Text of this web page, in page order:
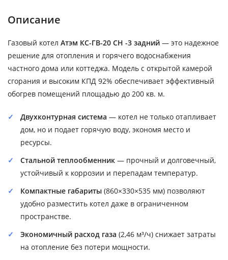
Описание
Газовый котел Атэм КС-ГВ-20 СН -3 задний — это надежное
решение для отопления и горячего водоснабжения
частного дома или коттеджа. Модель с открытой камерой
сгорания и высоким КПД 92% обеспечивает эффективный
обогрев помещений площадью до 200 кв. м.
Двухконтурная система — котел не только отапливает
дом, но и подает горячую воду, экономя место и
ресурсы.
Стальной теплообменник — прочный и долговечный,
устойчивый к коррозии и перепадам температур.
Компактные габариты (860×330×535 мм) позволяют
удобно разместить котел даже в ограниченном
пространстве.
Экономичный расход газа (2,46 м³/ч) снижает затраты
на отопление без потери мощности.